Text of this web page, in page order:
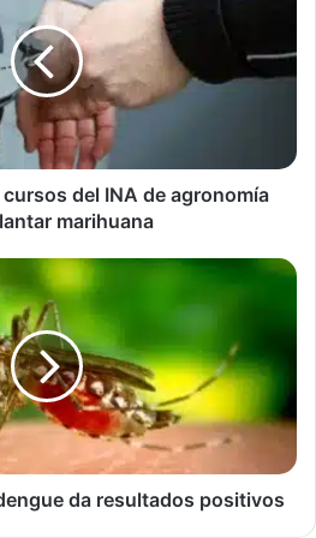
del INA de agronomía
marihuana
da resultados positivos